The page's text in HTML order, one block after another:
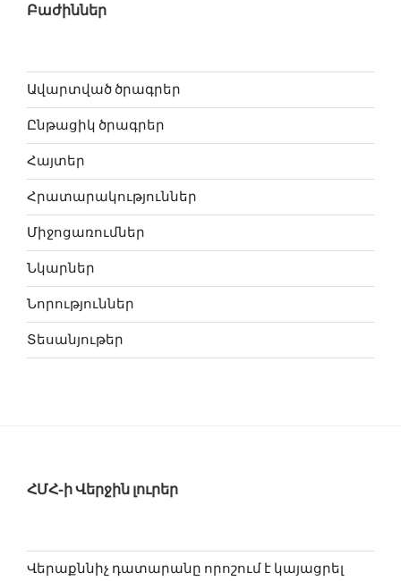
Բաժիններ
Ավարտված ծրագրեր
Ընթացիկ ծրագրեր
Հայտեր
Հրատարակություններ
Միջոցառումներ
Նկարներ
Նորություններ
Տեսանյութեր
ՀՄՀ-ի Վերջին լուրեր
Վերաքննիչ դատարանը որոշում է կայացրել